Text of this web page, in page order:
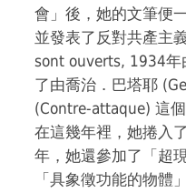
會」後，她的文筆便
並發表了反對共產主
sont ouverts, 1934年
了由喬治．巴塔耶
(Contre-attaque) 這
在這幾年裡，她捲入
年，她還參加了「超
「具象徵功能的物體